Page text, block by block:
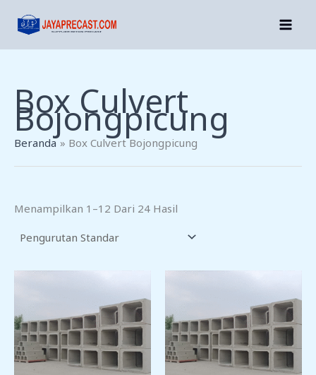
Box Culvert
Bojongpicung
Beranda Box Culvert Bojongpicung
Menampilkan 1–12 Dari 24 Hasil